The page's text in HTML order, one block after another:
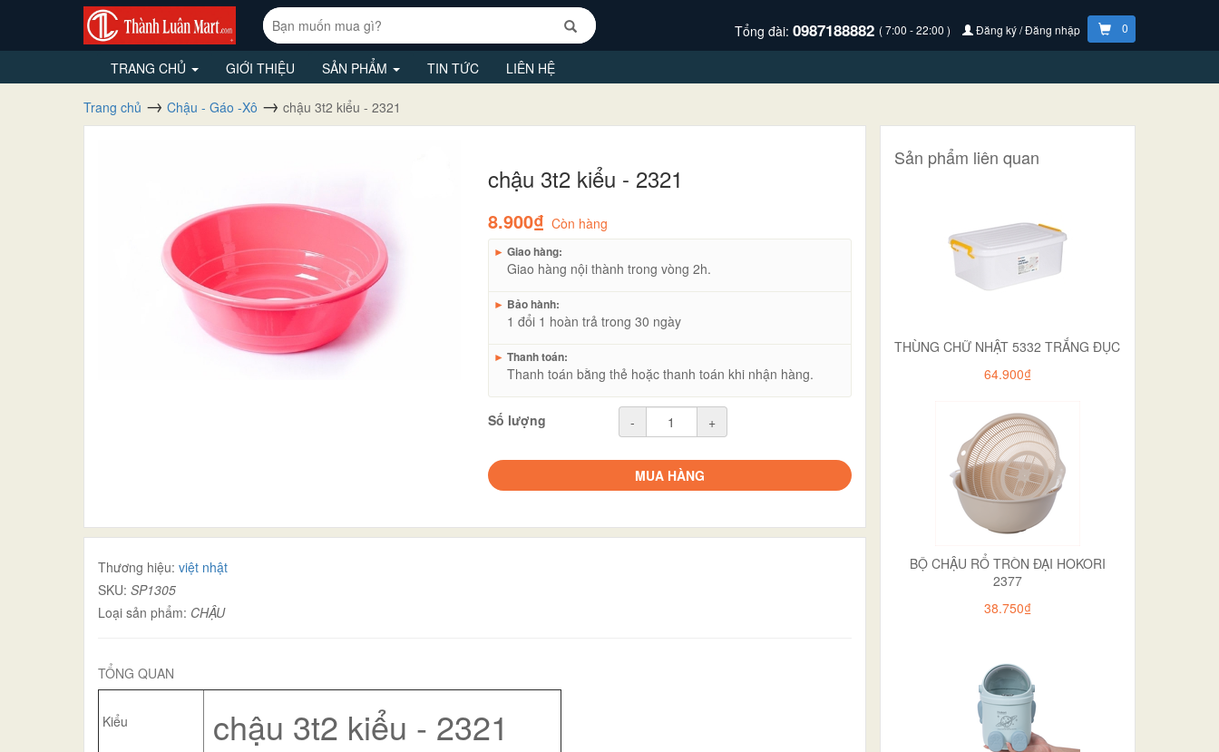
Tổng đài: 0987188882 ( 7:00 - 22:00 ) Đăng ký / Đăng nhập 0
TRANG CHỦ GIỚI THIỆU SẢN PHẨM TIN TỨC LIÊN HỆ
Trang chủ Chậu - Gáo -Xô chậu 3t2 kiểu - 2321
chậu 3t2 kiểu - 2321
8.900₫ Còn hàng
► Giao hàng:
Giao hàng nội thành trong vòng 2h.
► Bảo hành:
1 đổi 1 hoàn trả trong 30 ngày
► Thanh toán:
Thanh toán bằng thẻ hoặc thanh toán khi nhận hàng.
Số lượng - +
MUA HÀNG
Thương hiệu: việt nhật
SKU: SP1305
Loại sản phẩm: CHẬU
TỔNG QUAN
Kiểu chậu 3t2 kiểu - 2321
Sản phẩm liên quan
THÙNG CHỮ NHẬT 5332 TRẮNG ĐỤC
64.900₫
BỘ CHẬU RỔ TRÒN ĐẠI HOKORI
2377
38.750₫